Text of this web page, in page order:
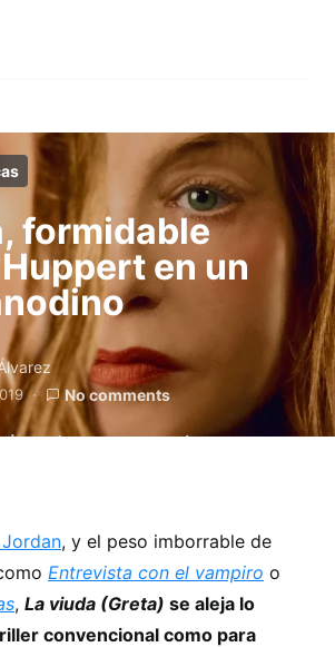
formidable
en un
No comments
, y el peso imborrable de
Entrevista con el vampiro o
, La viuda (Greta) se aleja lo
convencional como para